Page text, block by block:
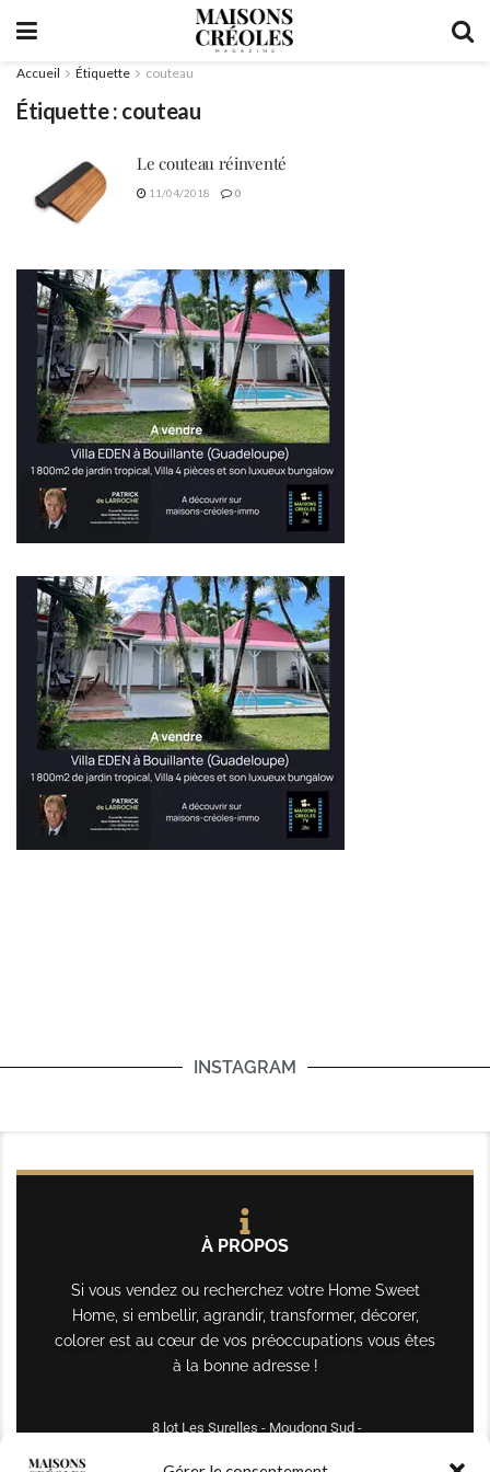
Accueil Étiquette couteau
Étiquette : couteau
Le couteau réinventé
11/04/2018 0
INSTAGRAM
À PROPOS
Si vous vendez ou recherchez votre Home Sweet
Home, si embellir, agrandir, transformer, décorer,
colorer est au cœur de vos préoccupations vous êtes
à la bonne adresse !
8 lot Les Surelles - Moudong Sud -